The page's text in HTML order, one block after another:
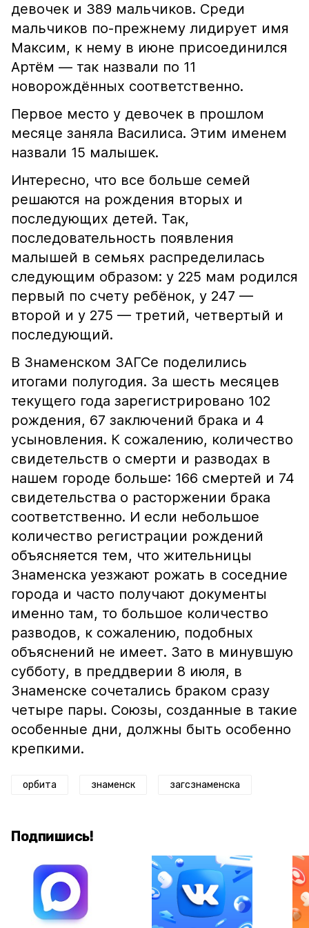
девочек и 389 мальчиков. Среди
мальчиков по-прежнему лидирует имя
Максим, к нему в июне присоединился
Артём — так назвали по 11
новорождённых соответственно.
Первое место у девочек в прошлом
месяце заняла Василиса. Этим именем
назвали 15 малышек.
Интересно, что все больше семей
решаются на рождения вторых и
последующих детей. Так,
последовательность появления
малышей в семьях распределилась
следующим образом: у 225 мам родился
первый по счету ребёнок, у 247 —
второй и у 275 — третий, четвертый и
последующий.
В Знаменском ЗАГСе поделились
итогами полугодия. За шесть месяцев
текущего года зарегистрировано 102
рождения, 67 заключений брака и 4
усыновления. К сожалению, количество
свидетельств о смерти и разводах в
нашем городе больше: 166 смертей и 74
свидетельства о расторжении брака
соответственно. И если небольшое
количество регистрации рождений
объясняется тем, что жительницы
Знаменска уезжают рожать в соседние
города и часто получают документы
именно там, то большое количество
разводов, к сожалению, подобных
объяснений не имеет. Зато в минувшую
субботу, в преддверии 8 июля, в
Знаменске сочетались браком сразу
четыре пары. Союзы, созданные в такие
особенные дни, должны быть особенно
крепкими.
орбита знаменск загсзнаменска
Подпишись!